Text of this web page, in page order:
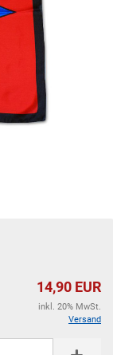
14,90 EUR
inkl. 20% MwSt.
Versand